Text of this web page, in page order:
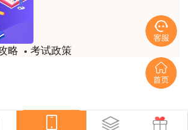
我听了门金瑞和孙琦两位老师的课
秋，正好取长补短助我通过了该门考
的保证，没有什么比坚持更有价值，
建案例课程就是通过一造考试的最强
略
考试政策